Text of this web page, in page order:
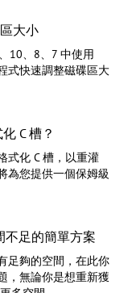
大小
10、8、7 中使用
式快速調整磁碟區大
C 槽？
式化 C 槽，以重灌
為您提供一個保姆級
不足的簡單方案
足夠的空間，在此你
，無論你是想重新獲